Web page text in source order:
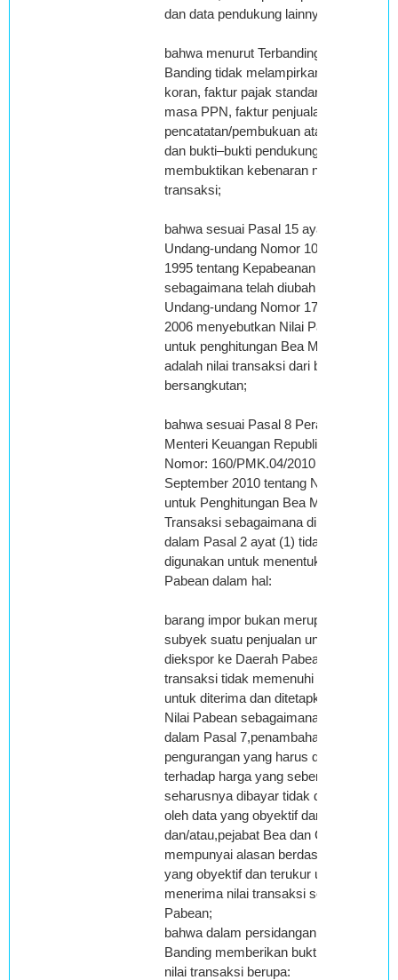
dan data pendukung lainnya;
bahwa menurut Terbanding, Pemohon
Banding tidak melampirkan rekening
koran, faktur pajak standar, SPT
masa PPN, faktur penjualan,
pencatatan/pembukuan atas transaksi
dan bukti–bukti pendukung lain untuk
membuktikan kebenaran nilai
transaksi;
bahwa sesuai Pasal 15 ayat (1)
Undang-undang Nomor 10 Tahun
1995 tentang Kepabeanan
sebagaimana telah diubah dengan
Undang-undang Nomor 17 Tahun
2006 menyebutkan Nilai Pabean
untuk penghitungan Bea Masuk
adalah nilai transaksi dari barang yang
bersangkutan;
bahwa sesuai Pasal 8 Peraturan
Menteri Keuangan Republik Indonesia
Nomor: 160/PMK.04/2010 tanggal 1
September 2010 tentang Nilai Pabean
untuk Penghitungan Bea Masuk, Nilai
Transaksi sebagaimana dimaksud
dalam Pasal 2 ayat (1) tidak
digunakan untuk menentukan Nilai
Pabean dalam hal:
barang impor bukan merupakan
subyek suatu penjualan untuk
diekspor ke Daerah Pabean,nilai
transaksi tidak memenuhi persyaratan
untuk diterima dan ditetapkan sebagai
Nilai Pabean sebagaimana dimaksud
dalam Pasal 7,penambahan atau
pengurangan yang harus dilakukan
terhadap harga yang sebenarnya atau
seharusnya dibayar tidak didukung
oleh data yang obyektif dan terukur,
dan/atau,pejabat Bea dan Cukai
mempunyai alasan berdasarkan data
yang obyektif dan terukur untuk tidak
menerima nilai transaksi sebagai Nilai
Pabean;
bahwa dalam persidangan Pemohon
Banding memberikan bukti pendukung
nilai transaksi berupa: